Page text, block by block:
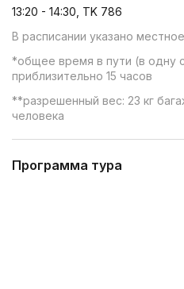
13:20 - 14:30, TK 786
В расписании указано
*общее время в пути (в одну
приблизительно 15 часов
**разрешенный вес: 23 кг
человека
Программа тура